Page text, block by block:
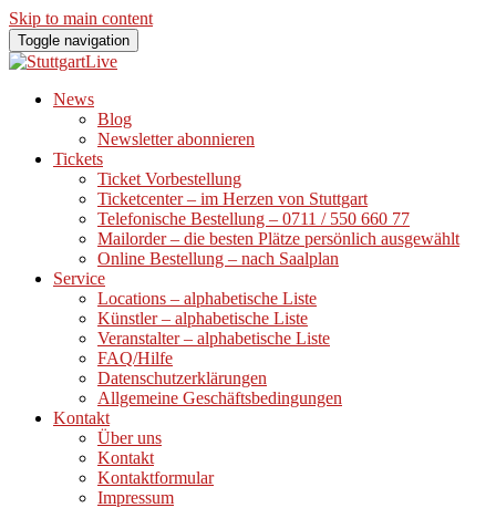
Skip to main content
Toggle navigation
News
Blog
Newsletter abonnieren
Tickets
Ticket Vorbestellung
Ticketcenter – im Herzen von Stuttgart
Telefonische Bestellung – 0711 / 550 660 77
Mailorder – die besten Plätze persönlich ausgewählt
Online Bestellung – nach Saalplan
Service
Locations – alphabetische Liste
Künstler – alphabetische Liste
Veranstalter – alphabetische Liste
FAQ/Hilfe
Datenschutzerklärungen
Allgemeine Geschäftsbedingungen
Kontakt
Über uns
Kontakt
Kontaktformular
Impressum